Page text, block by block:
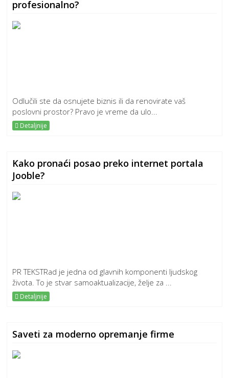
profesionalno?
Odlučili ste da osnujete biznis ili da renovirate vaš
poslovni prostor? Pravo je vreme da ulo...
Detaljnije
Kako pronaći posao preko internet portala
Jooble?
PR TEKSTRad je jedna od glavnih komponenti ljudskog
života. To je stvar samoaktualizacije, želje za ...
Detaljnije
Saveti za moderno opremanje firme